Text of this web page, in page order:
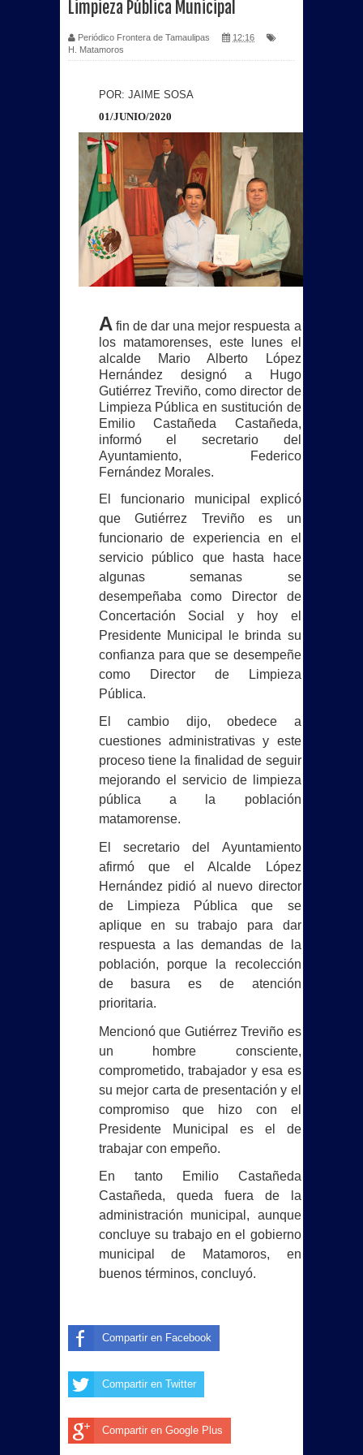
fueron consumidas por incendio en
bodega de PepsiCo en Matamoros
Se registra Raúl Flores Prieto por la
Planilla Rosa fuerte aspirante para
contender por el SNTISSSTE en
Tamaulipas.
Beto Granados acompaña graduación
Licenciada Ada H. Siller Flores”
INAUGURA BETO GRANADOS SERIE
NACIONAL DE LIGAS PEQUEÑAS EN
MATAMOROS
Beto Granados da banderazo a
nuevas obras de pavimentación en la
colonia La Estrella
GRUPO VOLUNTARIO GUERREROS
AMBULANCIAS AGRADECE A BETO
GRANADOS POR ATENDER Y DAR
RESPUESTA FAVORABLE A SUS
CBTIS 135 prevé publicar resultados
del examen de admisión el 10 de julio
abandonados tras quejas ciudadanas
marca precedente nacional en
protección animal
BETO GRANADOS ESCUCHA A
VECINOS DE LA FIDEL VELÁZQUEZ II
¡FUERTE GOLPE EN MATAMOROS!
DETIENEN A SEIS Y ASEGURAN
ARMAMENTO
REINAUGURA BETO GRANADOS
ÁREA VERDE EN NUEVO
AMANECER CON APOYO DE OXXO
Con ceremonia de graduación DIF
2025-2026 de los Centros
Reforma laboral protege a artistas
frente al uso indebido de la
Limpieza Pública Municipal
Periódico Frontera de Tamaulipas
12:16
H. Matamoros
POR: JAIME SOSA
01/JUNIO/2020
Afin de dar una mejor respuesta a
los matamorenses, este lunes el
alcalde Mario Alberto López
Hernández designó a Hugo
Gutiérrez Treviño, como director de
Limpieza Pública en sustitución de
Emilio Castañeda Castañeda,
informó el secretario del
Ayuntamiento, Federico
Fernández Morales.
El funcionario municipal explicó
que Gutiérrez Treviño es un
funcionario de experiencia en el
servicio público que hasta hace
algunas semanas se
desempeñaba como Director de
Concertación Social y hoy el
Presidente Municipal le brinda su
confianza para que se desempeñe
como Director de Limpieza
Pública.
El cambio dijo, obedece a
cuestiones administrativas y este
proceso tiene la finalidad de seguir
mejorando el servicio de limpieza
pública a la población
matamorense.
El secretario del Ayuntamiento
afirmó que el Alcalde López
Hernández pidió al nuevo director
de Limpieza Pública que se
aplique en su trabajo para dar
respuesta a las demandas de la
población, porque la recolección
de basura es de atención
prioritaria.
Mencionó que Gutiérrez Treviño es
un hombre consciente,
comprometido, trabajador y esa es
su mejor carta de presentación y el
compromiso que hizo con el
Presidente Municipal es el de
trabajar con empeño.
En tanto Emilio Castañeda
Castañeda, queda fuera de la
administración municipal, aunque
concluye su trabajo en el gobierno
municipal de Matamoros, en
buenos términos, concluyó.
Compartir en Facebook
Compartir en Twitter
Compartir en Google Plus